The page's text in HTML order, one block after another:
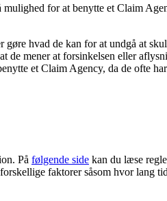
for at benytte et Claim
hvad de kan for at undgå at
mener at forsinkelsen eller
et Claim Agency, da de ofte
På følgende side kan du læse
faktorer såsom hvor lang